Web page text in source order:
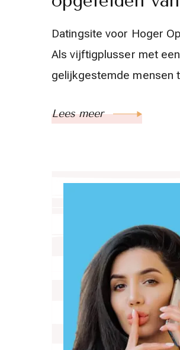
Datingsite voor Hoger
Als vijftigplusser met
gelijkgestemde mensen
Lees meer